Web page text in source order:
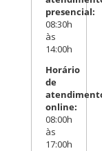
presencial:
08:30h
às
14:00h
Horário
de
online:
08:00h
às
17:00h